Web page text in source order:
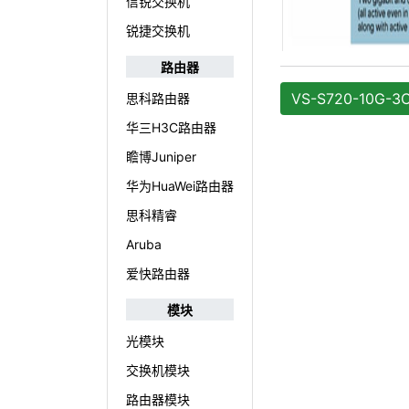
锐捷交换机
路由器
思科路由器
华三H3C路由器
瞻博Juniper
华为HuaWei路由器
思科精睿
Aruba
爱快路由器
模块
光模块
交换机模块
路由器模块
VS-S720-10G-